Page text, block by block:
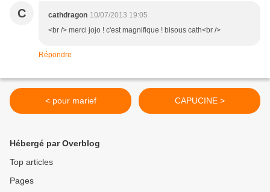
C cathdragon 10/07/2013 19:05
<br /> merci jojo ! c'est magnifique ! bisous cath<br />
Répondre
< pour marief CAPUCINE >
Hébergé par Overblog
Top articles
Pages